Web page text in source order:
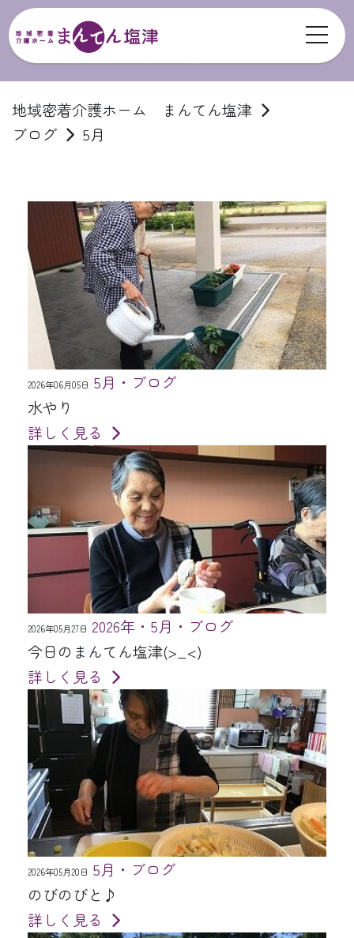
地域密着介護ホーム まんてん塩津
ブログ
5月
2026年06月05日 5月・ブログ
水やり
詳しく見る
2026年05月27日 2026年・5月・ブログ
今日のまんてん塩津(>_<)
詳しく見る
2026年05月20日 5月・ブログ
のびのびと♪
詳しく見る